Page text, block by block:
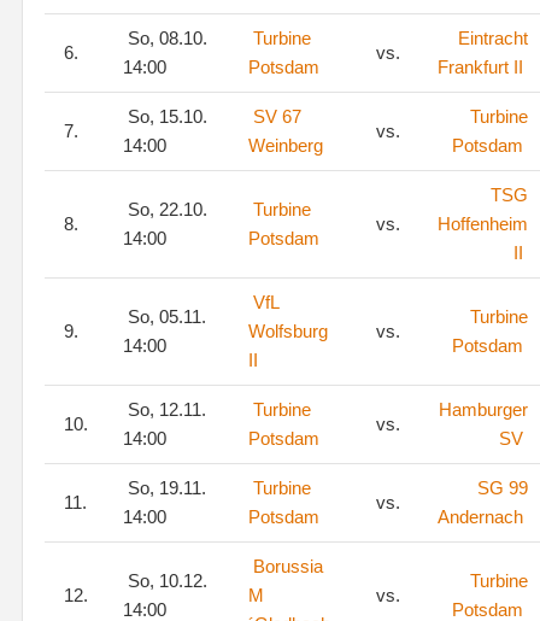
6.
So, 08.10.
14:00
Turbine
Potsdam
vs.
Eintracht
Frankfurt II
7.
So, 15.10.
14:00
SV 67
Weinberg
vs.
Turbine
Potsdam
8.
So, 22.10.
14:00
Turbine
Potsdam
vs.
TSG
Hoffenheim
II
9.
So, 05.11.
14:00
VfL
Wolfsburg
II
vs.
Turbine
Potsdam
10.
So, 12.11.
14:00
Turbine
Potsdam
vs.
Hamburger
SV
11.
So, 19.11.
14:00
Turbine
Potsdam
vs.
SG 99
Andernach
12.
So, 10.12.
14:00
Borussia
M
vs.
Turbine
Potsdam